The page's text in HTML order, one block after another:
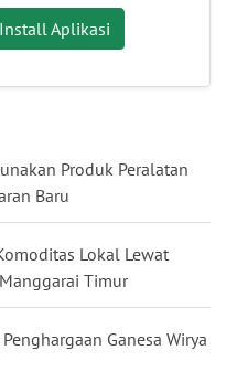
Install Aplikasi
Produk Peralatan
Baru
Lokal Lewat
Timur
Ganesa Wirya